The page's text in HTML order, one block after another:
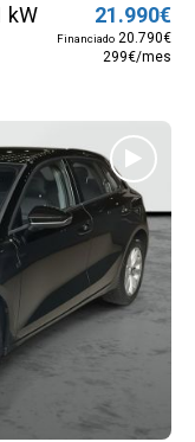
kW (110 CV)21.990€
Financiado 20.790€
299€/mes